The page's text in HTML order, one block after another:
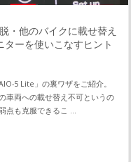
・他のバイクに載せ替え
ターを使いこなすヒント
5 Lite」の裏ワザをご紹介。
車両への載せ替え不可というの
点も克服できるこ …